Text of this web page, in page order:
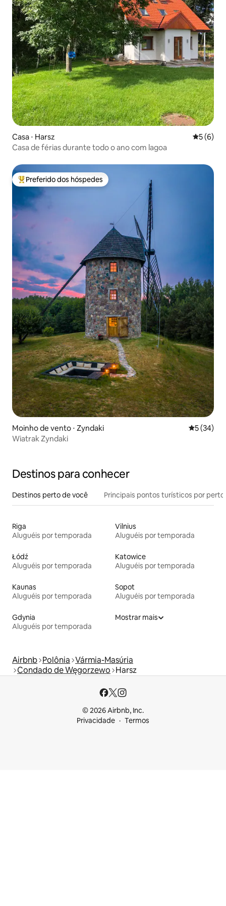
Casa ⋅ Harsz 5 de
5 (6)
Casa de férias durante todo o ano com lagoa
Entre os melhores preferidos dos hóspedes
Preferido dos hóspedes
Moinho de vento ⋅ Zyndaki 5 de uma
5 (34)
Wiatrak Zyndaki
Destinos para conhecer
Destinos perto de você Principais pontos turísticos por perto
Riga
Aluguéis por temporada
Vilnius
Aluguéis por temporada
Łódź
Aluguéis por temporada
Katowice
Aluguéis por temporada
Kaunas
Aluguéis por temporada
Sopot
Aluguéis por temporada
Gdynia
Aluguéis por temporada
Mostrar mais
Airbnb Polônia Vármia-Masúria
Condado de Węgorzewo Harsz
© 2026 Airbnb, Inc.
Privacidade
Termos